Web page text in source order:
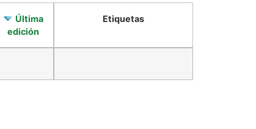
Última
edición
Etiquetas